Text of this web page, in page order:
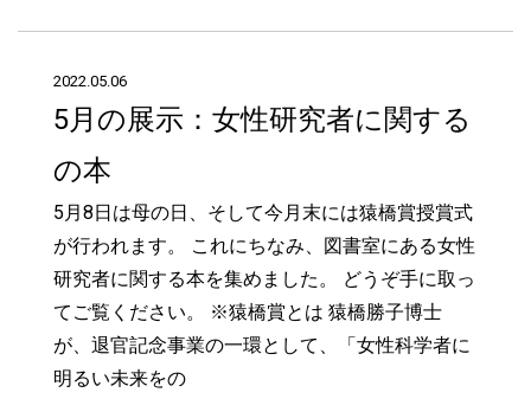
2022.05.06
5月の展示：女性研究者に関する
の本
5月8日は母の日、そして今月末には猿橋賞授賞式
が行われます。 これにちなみ、図書室にある女性
研究者に関する本を集めました。 どうぞ手に取っ
てご覧ください。 ※猿橋賞とは 猿橋勝子博士
が、退官記念事業の一環として、「女性科学者に
明るい未来をの